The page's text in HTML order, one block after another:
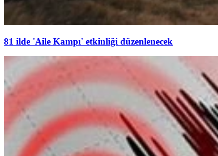
81 ilde 'Aile Kampı' etkinliği düzenlenecek